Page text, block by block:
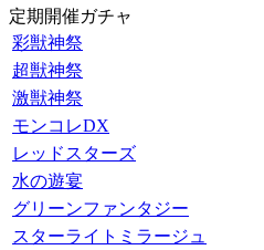
定期開催ガチャ
彩獣神祭
超獣神祭
激獣神祭
モンコレDX
レッドスターズ
水の遊宴
グリーンファンタジー
スターライトミラージュ